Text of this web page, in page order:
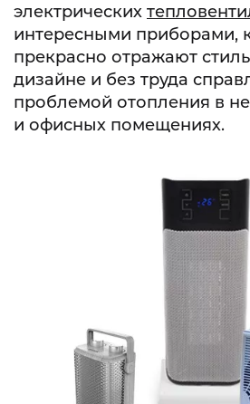
электрических
интересными приборами,
прекрасно отражают
дизайне и без труда
проблемой отопления в
и офисных помещениях.